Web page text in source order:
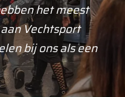
het meest
Vechtsport
bij ons als een